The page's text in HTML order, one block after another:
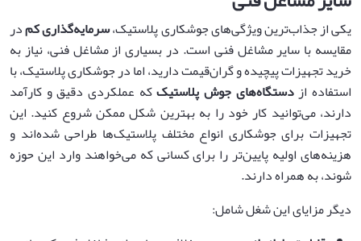
یکی از جذاب‌ترین ویژگی‌های جوشکاری پلاستیک،سرمایه‌گذاری کمدر
مقایسه با سایر مشاغل فنی است. در بسیاری از مشاغل فنی، نیاز به
خرید تجهیزات پیچیده و گران‌قیمت دارید، اما در جوشکاری پلاستیک، با
استفاده ازدستگاه‌های جوش پلاستیککه عملکردی دقیق و کارآمد
دارند، می‌توانید کار خود را به بهترین شکل ممکن شروع کنید. این
تجهیزات برای جوشکاری انواع مختلف پلاستیک‌ها طراحی شده‌اند و
هزینه‌های اولیه پایین‌تر را برای کسانی که می‌خواهند وارد این حوزه
شوند، به همراه دارند.
دیگر مزایای این شغل شامل: